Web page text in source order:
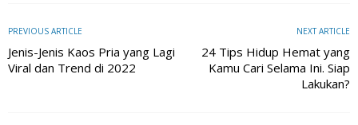
PREVIOUS ARTICLE
Jenis-Jenis Kaos Pria yang Lagi
Viral dan Trend di 2022
NEXT ARTICLE
24 Tips Hidup Hemat yang
Kamu Cari Selama Ini. Siap
Lakukan?